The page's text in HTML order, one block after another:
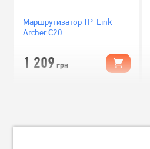
Маршрутизатор TP-Link
Archer C20
1 209 грн